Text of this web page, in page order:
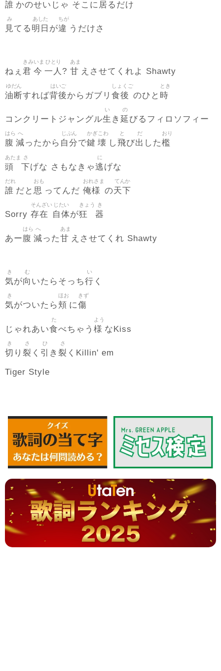
誰 かのせいじゃ そこに 居るだけ
見
み
てる 明日
あした
が違
ちが
うだけさ
ねぇ 君
きみ
今
いま
一人
ひとり
? 甘
あま
えさせてくれよ Shawty
油断
ゆだん
すれば背後
はいご
からガブリ 食後
しょくご
のひと 時
とき
コンクリートジャングル生
い
き 延
の
びるフィロソフィー
腹
はら
減
へ
ったから 自分
じぶん
で鍵
かぎ
壊
こわ
し飛
と
び出
だ
した檻
おり
頭
あたま
下
さ
げな さもなきゃ逃
に
げな
誰
だれ
だと 思
おも
ってんだ 俺様
おれさま
の天下
てんか
Sorry 存在
そんざい
自体
じたい
が狂
きょう
器
き
あー腹
はら
減
へ
った甘
あま
えさせてくれ Shawty
気
き
が向
む
いたらそっち行
い
く
気
き
がついたら頬
ほお
に傷
きず
じゃれあい食
た
べちゃう 様
よう
なKiss
切
き
り 裂
さ
く 引
ひ
き 裂
さ
くKillin' em
Tiger Style